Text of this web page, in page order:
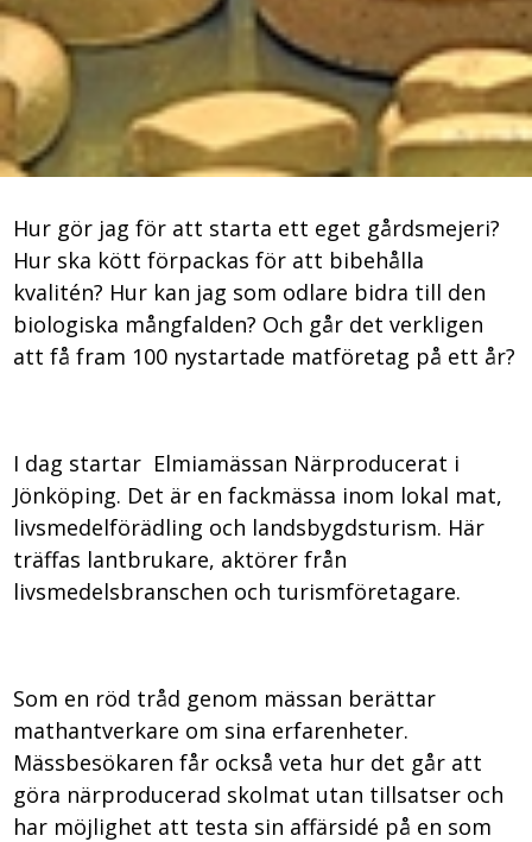
Hur gör jag för att starta ett eget gårdsmejeri?
Hur ska kött förpackas för att bibehålla
kvalitén? Hur kan jag som odlare bidra till den
biologiska mångfalden? Och går det verkligen
att få fram 100 nystartade matföretag på ett år?
I dag startar Elmiamässan Närproducerat i
Jönköping. Det är en fackmässa inom lokal mat,
livsmedelförädling och landsbygdsturism. Här
träffas lantbrukare, aktörer från
livsmedelsbranschen och turismföretagare.
Som en röd tråd genom mässan berättar
mathantverkare om sina erfarenheter.
Mässbesökaren får också veta hur det går att
göra närproducerad skolmat utan tillsatser och
har möjlighet att testa sin affärsidé på en som